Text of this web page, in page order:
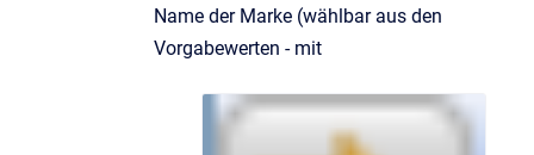
Name der Marke (wählbar aus den
Vorgabewerten - mit